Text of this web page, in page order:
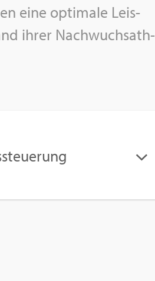
eine op­ti­ma­le Leis­
ihrer Nach­wuchs­ath­